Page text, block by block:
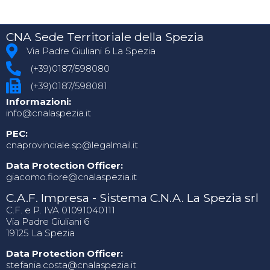
CNA Sede Territoriale della Spezia
Via Padre Giuliani 6 La Spezia
(+39)0187/598080
(+39)0187/598081
Informazioni:
info@cnalaspezia.it
PEC:
cnaprovinciale.sp@legalmail.it
Data Protection Officer:
giacomo.fiore@cnalaspezia.it
C.A.F. Impresa - Sistema C.N.A. La Spezia srl
C.F. e P. IVA 01091040111
Via Padre Giuliani 6
19125 La Spezia
Data Protection Officer:
stefania.costa@cnalaspezia.it